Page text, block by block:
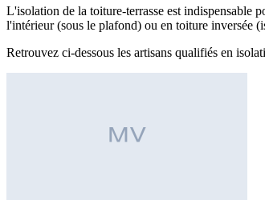
L'isolation de la toiture-terrasse est indispensable
l'intérieur (sous le plafond) ou en toiture inversée
Retrouvez ci-dessous les artisans qualifiés en